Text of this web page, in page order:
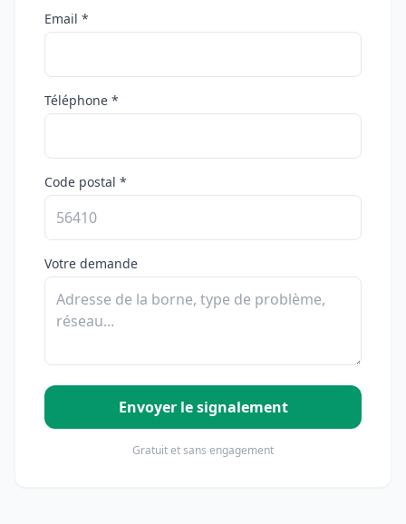
Email *
Téléphone *
Code postal *
Votre demande
Envoyer le signalement
Gratuit et sans engagement